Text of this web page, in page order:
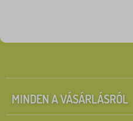
MINDEN A VÁSÁRLÁSRÓL